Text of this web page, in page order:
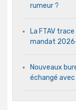
rumeur ?
La FTAV
mandat
Nouveaux
échangé